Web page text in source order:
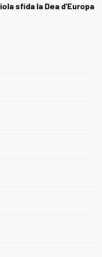
sfida la Dea d’Europa